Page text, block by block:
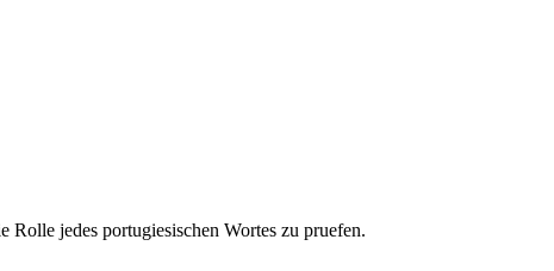
Rolle jedes portugiesischen Wortes zu pruefen.